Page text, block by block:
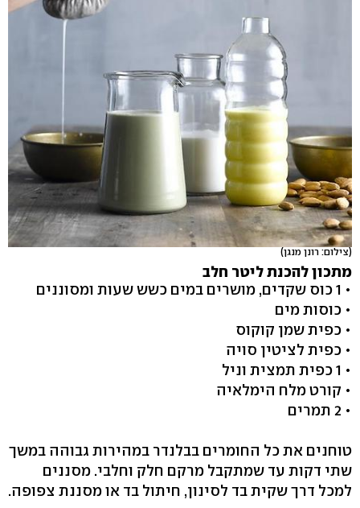
(צילום: רונן מנגן)
מתכון להכנת ליטר חלב
• 1 כוס שקדים, מושרים במים כשש שעות ומסוננים
• כוסות מים
• כפית שמן קוקוס
• כפית לציטין סויה
• 1 כפית תמצית וניל
• קורט מלח הימלאיה
• 2 תמרים
טוחנים את כל החומרים בבלנדר במהירות גבוהה במשך
שתי דקות עד שמתקבל מרקם חלק וחלבי. מסננים
למכל דרך שקית בד לסינון, חיתול בד או מסננת צפופה.